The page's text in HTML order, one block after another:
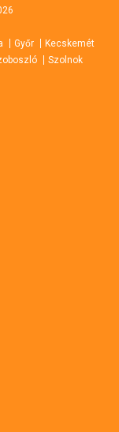
Győr
Kecskemét
Szolnok